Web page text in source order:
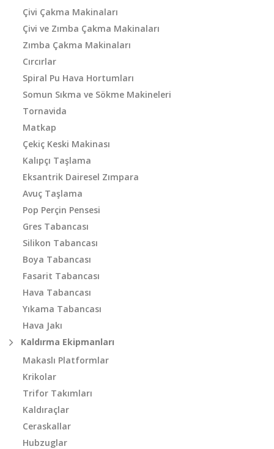
Çivi Çakma Makinaları
Çivi ve Zımba Çakma Makinaları
Zımba Çakma Makinaları
Cırcırlar
Spiral Pu Hava Hortumları
Somun Sıkma ve Sökme Makineleri
Tornavida
Matkap
Çekiç Keski Makinası
Kalıpçı Taşlama
Eksantrik Dairesel Zımpara
Avuç Taşlama
Pop Perçin Pensesi
Gres Tabancası
Silikon Tabancası
Boya Tabancası
Fasarit Tabancası
Hava Tabancası
Yıkama Tabancası
Hava Jakı
Kaldırma Ekipmanları
Makaslı Platformlar
Krikolar
Trifor Takımları
Kaldıraçlar
Ceraskallar
Hubzuglar